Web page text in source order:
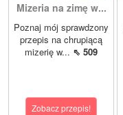
Mizeria na zimę w...
Poznaj mój sprawdzony
przepis na chrupiącą
mizerię w... ⇖ 509
Zobacz przepis!